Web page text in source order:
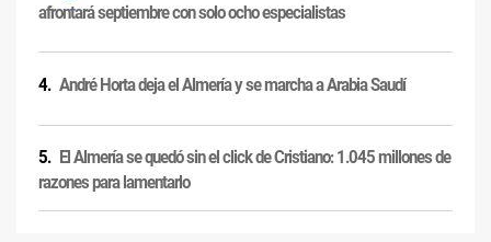
afrontará septiembre con solo ocho especialistas
André Horta deja el Almería y se marcha a Arabia Saudí
El Almería se quedó sin el click de Cristiano: 1.045 millones de
razones para lamentarlo